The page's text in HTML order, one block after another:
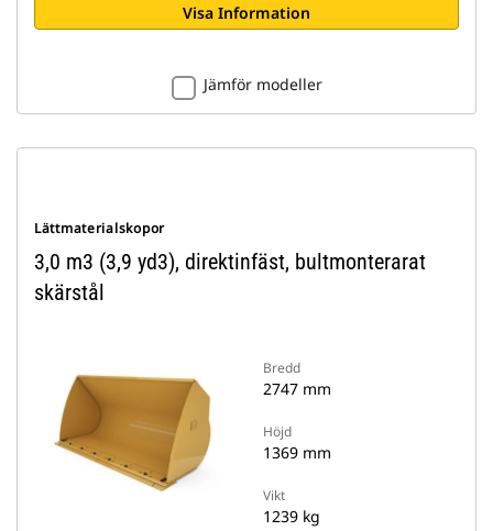
Visa Information
Jämför modeller
Lättmaterialskopor
3,0 m3 (3,9 yd3), direktinfäst, bultmonterarat
skärstål
Bredd
2747 mm
Höjd
1369 mm
Vikt
1239 kg